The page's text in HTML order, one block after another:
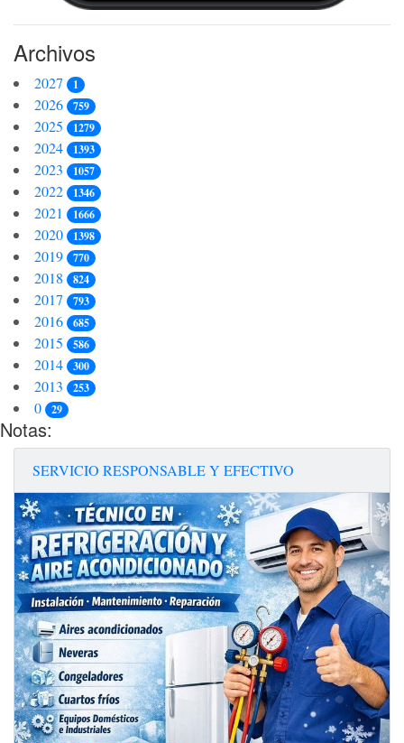
Archivos
2027 1
2026 759
2025 1279
2024 1393
2023 1057
2022 1346
2021 1666
2020 1398
2019 770
2018 824
2017 793
2016 685
2015 586
2014 300
2013 253
0 29
Notas:
SERVICIO RESPONSABLE Y EFECTIVO